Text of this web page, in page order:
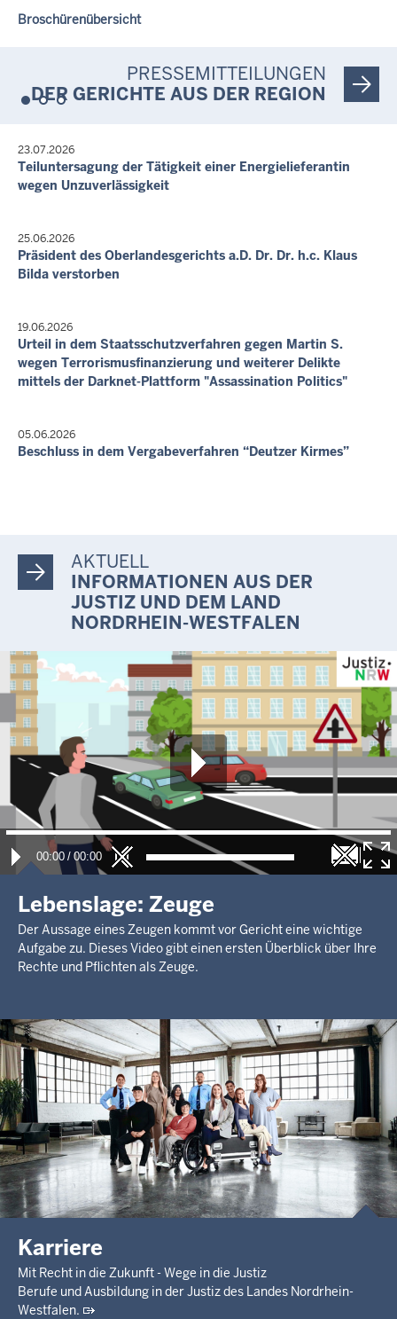
Fortsetzungstermin
10. Aug. 2026, 10:30 Uhr
Gütetermin und früher erster Termin
10. Aug. 2026, 10:30 Uhr
Anhörungstermin
Angelegenheiten der Strafvollstreckungskammern bei den
Heute, 13:25 Uhr
Broschürenübersicht
Broschürenübersicht
Broschürenübersicht
PRESSEMITTEILUNGEN
DER GERICHTE AUS DER REGION
23.07.2026
Teiluntersagung der Tätigkeit einer Energielieferantin
wegen Unzuverlässigkeit
25.06.2026
Präsident des Oberlandesgerichts a.D. Dr. Dr. h.c. Klaus
Bilda verstorben
19.06.2026
Urteil in dem Staatsschutzverfahren gegen Martin S.
wegen Terrorismusfinanzierung und weiterer Delikte
mittels der Darknet-Plattform "Assassination Politics"
05.06.2026
Beschluss in dem Vergabeverfahren “Deutzer Kirmes”
AKTUELL
INFORMATIONEN AUS DER
JUSTIZ UND DEM LAND
NORDRHEIN-WESTFALEN
00:00 / 00:00
Lebenslage: Zeuge
Der Aussage eines Zeugen kommt vor Gericht eine wichtige
Aufgabe zu. Dieses Video gibt einen ersten Überblick über Ihre
Rechte und Pflichten als Zeuge.
Karriere
Mit Recht in die Zukunft - Wege in die Justiz
Berufe und Ausbildung in der Justiz des Landes Nordrhein-
Westfalen.